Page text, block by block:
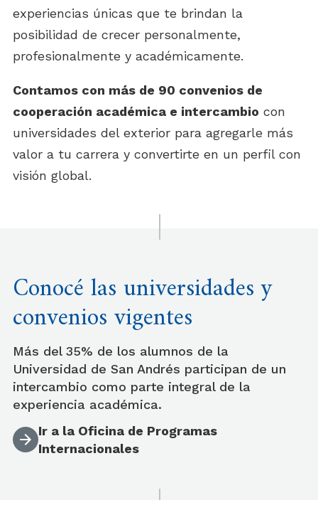
experiencias únicas que te brindan la
posibilidad de crecer personalmente,
profesionalmente y académicamente.
Contamos con más de 90 convenios de
cooperación académica e intercambio con
universidades del exterior para agregarle más
valor a tu carrera y convertirte en un perfil con
visión global.
Conocé las universidades y
convenios vigentes
Más del 35% de los alumnos de la
Universidad de San Andrés participan de un
intercambio como parte integral de la
experiencia académica.
Ir a la Oficina de Programas
Internacionales